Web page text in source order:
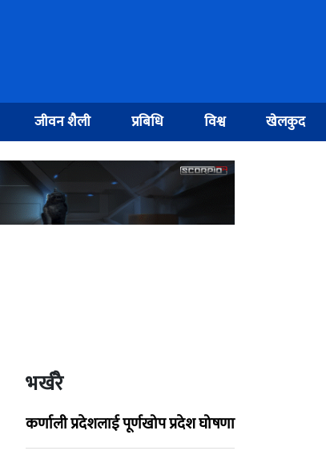
जीवन शैली प्रबिधि विश्व खेलकुद
भर्खरै
कर्णाली प्रदेशलाई पूर्णखोप प्रदेश घोषणा